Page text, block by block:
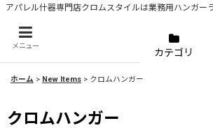
アパレル什器専門店クロムスタイルは業務用ハンガー
メニュー
カテゴリ
ホーム > New Items > クロムハンガー
クロムハンガー